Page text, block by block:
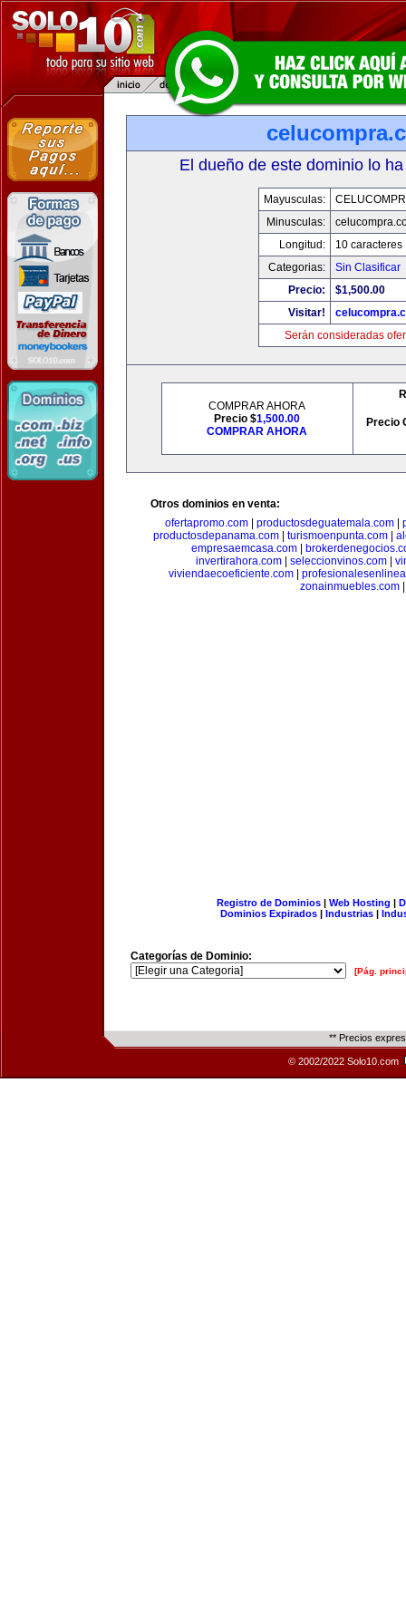
El dueño de este dominio lo
Mayusculas:
Minusculas:
Longitud:
10 caracteres
Categorias:
Sin Clasificar
Precio:
$1,500.00
Visitar!
Serán consideradas
COMPRAR AHORA
Precio $1,500.00
COMPRAR AHORA
Precio
Otros dominios en venta:
ofertapromo.com
productosdeguatemala.com
productosdepanama.com
turismoenpunta.com
empresaemcasa.com
invertirahora.com| seleccionvinos.com|
viviendaecoeficiente.com|
zonainmuebles.com
Registro de Dominios| Web Hosting |
Dominios Expirados | Industrias |
Categorías de Dominio:
[Pág.
** Precios
© 2002/2022 Solo10.com